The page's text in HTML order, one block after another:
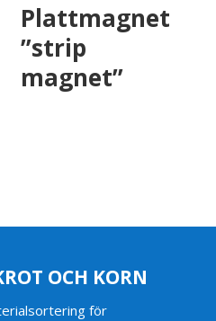
Plattmagnet
”strip
magnet”
OCH KORN
för